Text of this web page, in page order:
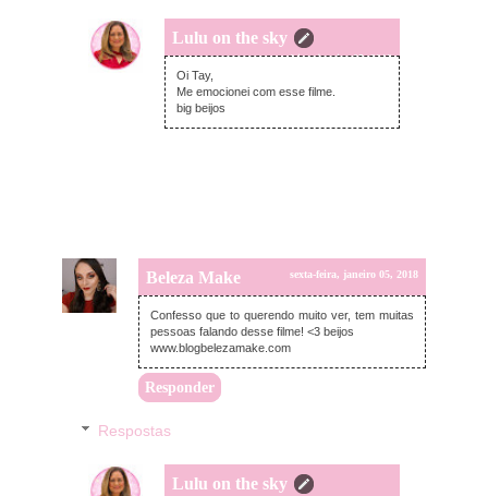
Lulu on the sky
sexta-feira, janeiro 05, 2018
Oi Tay,
Me emocionei com esse filme.
big beijos
Beleza Make sexta-feira, janeiro 05, 2018
Confesso que to querendo muito ver, tem muitas
pessoas falando desse filme! <3 beijos
www.blogbelezamake.com
Responder
Respostas
Lulu on the sky